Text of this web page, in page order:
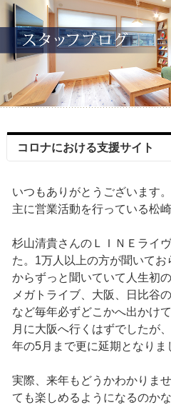
コロナにおける支援サイト
いつもありがとうございます。
主に営業活動を行っている松崎
杉山清貴さんのＬＩＮＥライ
た。1万人以上の方が聞いて
からずっと聞いていて人生初
メガトライブ、大阪、日比谷
など毎年必ずどこかへ出かけ
月に大阪へ行くはずでしたが
年の5月まで更に延期となりま
実際、来年もどうかわかりま
ても楽しめるようになるのか